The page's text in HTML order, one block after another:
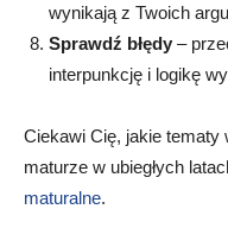
wynikają z Twoich
Sprawdź błędy –
interpunkcję i logikę
Ciekawi Cię, jakie tematy
maturze w ubiegłych
maturalne.